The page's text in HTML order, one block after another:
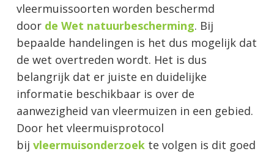
vleermuissoorten worden beschermd
door de Wet natuurbescherming. Bij
bepaalde handelingen is het dus mogelijk dat
de wet overtreden wordt. Het is dus
belangrijk dat er juiste en duidelijke
informatie beschikbaar is over de
aanwezigheid van vleermuizen in een gebied.
Door het vleermuisprotocol
bij vleermuisonderzoek te volgen is dit goed